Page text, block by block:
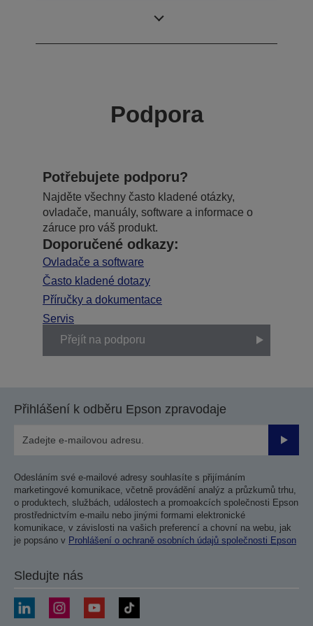
Podpora
Potřebujete podporu?
Najděte všechny často kladené otázky,
ovladače, manuály, software a informace o
záruce pro váš produkt.
Doporučené odkazy:
Ovladače a software
Často kladené dotazy
Příručky a dokumentace
Servis
Přejít na podporu
Přihlášení k odběru Epson zpravodaje
Odesláním své e-mailové adresy souhlasíte s přijímáním
marketingové komunikace, včetně provádění analýz a průzkumů trhu,
o produktech, službách, událostech a promoakcích společnosti Epson
prostřednictvím e-mailu nebo jinými formami elektronické
komunikace, v závislosti na vašich preferencí a chovní na webu, jak
je popsáno v Prohlášení o ochraně osobních údajů společnosti Epson
Sledujte nás